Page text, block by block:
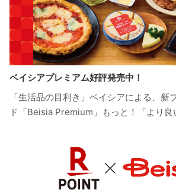
ベイシアプレミアム好評発売中！
「生活品の目利き」ベイシアによる、新
ド「Beisia Premium」もっと！「より良